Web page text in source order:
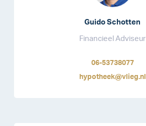
Guido Schotten
Financieel Adviseur
06-53738077
hypotheek@vlieg.nl